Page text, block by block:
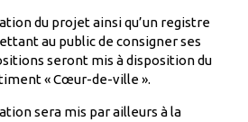
du projet ainsi qu’un registre
au public de consigner ses
seront mis à disposition du
« Cœur-de-ville ».
sera mis par ailleurs à la